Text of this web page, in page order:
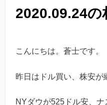
2020.09.24の
こんにちは。蒼士です。
昨日はドル買い、株安が
NYダウが525ドル安、